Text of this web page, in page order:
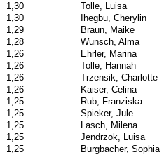
1,30
Tolle, Luisa
1,30
Ihegbu, Cherylin
1,29
Braun, Maike
1,28
Wunsch, Alma
1,26
Ehrler, Marina
1,26
Tolle, Hannah
1,26
Trzensik, Charlotte
1,26
Kaiser, Celina
1,25
Rub, Franziska
1,25
Spieker, Jule
1,25
Lasch, Milena
1,25
Jendrzok, Luisa
1,25
Burgbacher, Sophia